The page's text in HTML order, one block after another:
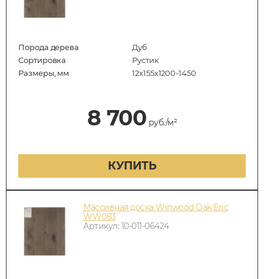
Порода дерева
Дуб
Сортировка
Рустик
Размеры, мм
12х155х1200-1450
8 700 руб./м²
КУПИТЬ
Массивная доска Winwood Oak Eric
WW083
Артикул: 10-011-06424